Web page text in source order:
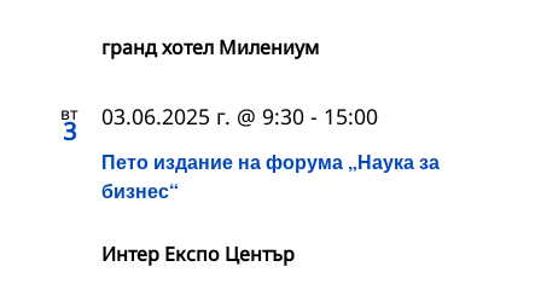
гранд хотел Милениум
вт
3
Пето издание на форума „Наука за
бизнес“
03.06.2025 г. @ 9:30 - 15:00
Интер Експо Център